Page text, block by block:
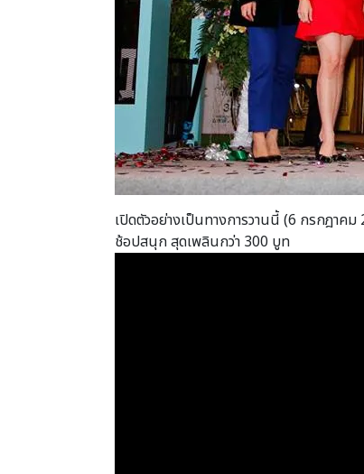
เปิดตัวอย่างเป็นทางการวานนี้ (6 กรกฎา
ช้อปสนุก สุดเพลินกว่า 300 บูท